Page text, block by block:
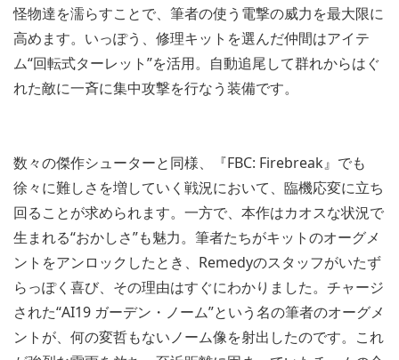
怪物達を濡らすことで、筆者の使う電撃の威力を最大限に
高めます。いっぽう、修理キットを選んだ仲間はアイテ
ム“回転式ターレット”を活用。自動追尾して群れからはぐ
れた敵に一斉に集中攻撃を行なう装備です。
数々の傑作シューターと同様、『FBC: Firebreak』でも
徐々に難しさを増していく戦況において、臨機応変に立ち
回ることが求められます。一方で、本作はカオスな状況で
生まれる“おかしさ”も魅力。筆者たちがキットのオーグメ
ントをアンロックしたとき、Remedyのスタッフがいたず
らっぽく喜び、その理由はすぐにわかりました。チャージ
された“AI19 ガーデン・ノーム”という名の筆者のオーグメ
ントが、何の変哲もないノーム像を射出したのです。これ